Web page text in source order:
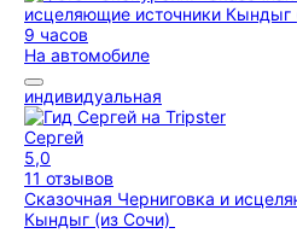
9 часов
На автомобиле
индивидуальная
Сергей
5,0
11 отзывов
Сказочная Черниговка и
Кындыг (из Сочи)